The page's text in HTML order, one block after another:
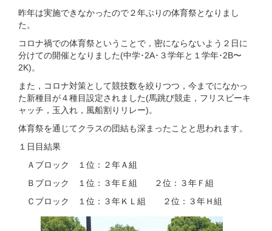
昨年は実施できなかったので２年ぶりの体育祭となりまし
た。
コロナ禍での体育祭ということで，密にならないよう２日に
分けての開催となりました(中学･2A･３学年と１学年･2B〜
2K)。
また，コロナ対策として競技数を絞りつつ，今までになかっ
た新種目が４種目設定されました(馬跳び競走，フリスビーキ
ャッチ，玉入れ，風船割りリレー)。
体育祭を通じてクラスの団結も深まったことと思われます。
１日目結果
Ａブロック １位：２年Ａ組
Ｂブロック １位：３年Ｅ組 ２位：３年Ｆ組
Ｃブロック １位：３年ＫＬ組 ２位：３年Ｈ組